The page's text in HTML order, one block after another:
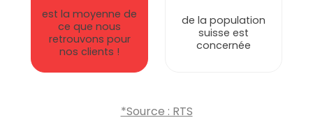
est la moyenne de
ce que nous
retrouvons pour
nos clients !
de la population
suisse est
concernée
*Source : RTS